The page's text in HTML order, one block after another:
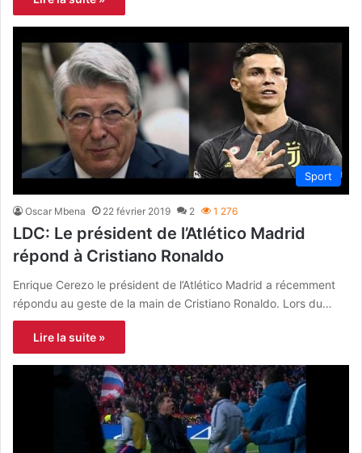
Sport
Oscar Mbena 22 février 2019 2 1 276
LDC: Le président de l’Atlético Madrid
répond à Cristiano Ronaldo
Enrique Cerezo le président de l’Atlético Madrid a récemment
répondu au geste de la main de Cristiano Ronaldo. Lors du…
Lire la suite »